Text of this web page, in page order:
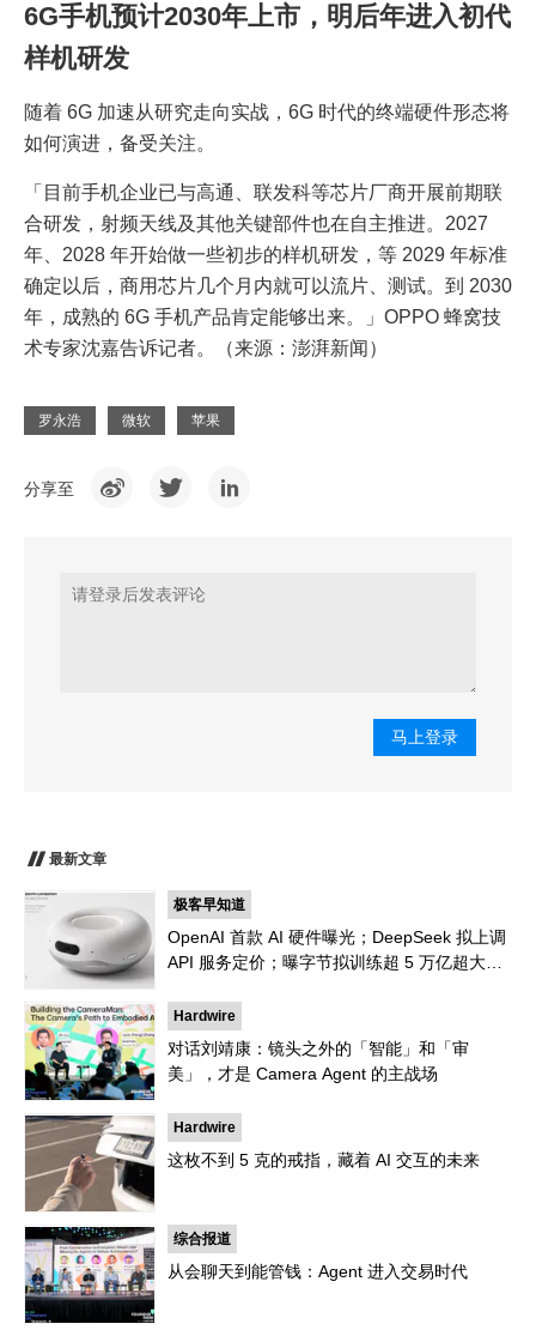
6G手机预计2030年上市，明后年进入初代
样机研发
随着 6G 加速从研究走向实战，6G 时代的终端硬件形态将
如何演进，备受关注。
「目前手机企业已与高通、联发科等芯片厂商开展前期联
合研发，射频天线及其他关键部件也在自主推进。2027
年、2028 年开始做一些初步的样机研发，等 2029 年标准
确定以后，商用芯片几个月内就可以流片、测试。到 2030
年，成熟的 6G 手机产品肯定能够出来。」OPPO 蜂窝技
术专家沈嘉告诉记者。（来源：澎湃新闻）
罗永浩 微软 苹果
分享至
马上登录
最新文章
极客早知道
OpenAI 首款 AI 硬件曝光；DeepSeek 拟上调
API 服务定价；曝字节拟训练超 5 万亿超大参
Hardwire
对话刘靖康：镜头之外的「智能」和「审
美」，才是 Camera Agent 的主战场
Hardwire
这枚不到 5 克的戒指，藏着 AI 交互的未来
综合报道
从会聊天到能管钱：Agent 进入交易时代